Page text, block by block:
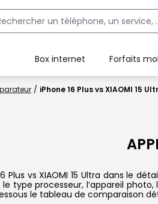
Box internet Forfaits
iPhone 16 Plus vs XIAOMI 15
Plus vs XIAOMI 15 Ultra dans
le type processeur, l’appareil
le tableau de comparaison